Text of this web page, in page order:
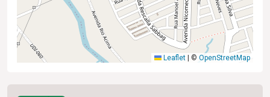
Leaflet © OpenStreetMap